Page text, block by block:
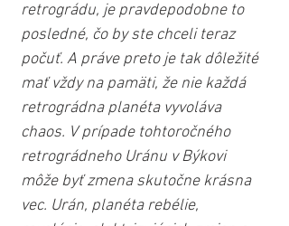
retrográdu, je pravdepodobne to
posledné, čo by ste chceli teraz
počuť. A práve preto je tak dôležité
mať vždy na pamäti, že nie každá
retrográdna planéta vyvoláva
chaos. V prípade tohtoročného
retrográdneho Uránu v Býkovi
môže byť zmena skutočne krásna
vec. Urán, planéta rebélie,